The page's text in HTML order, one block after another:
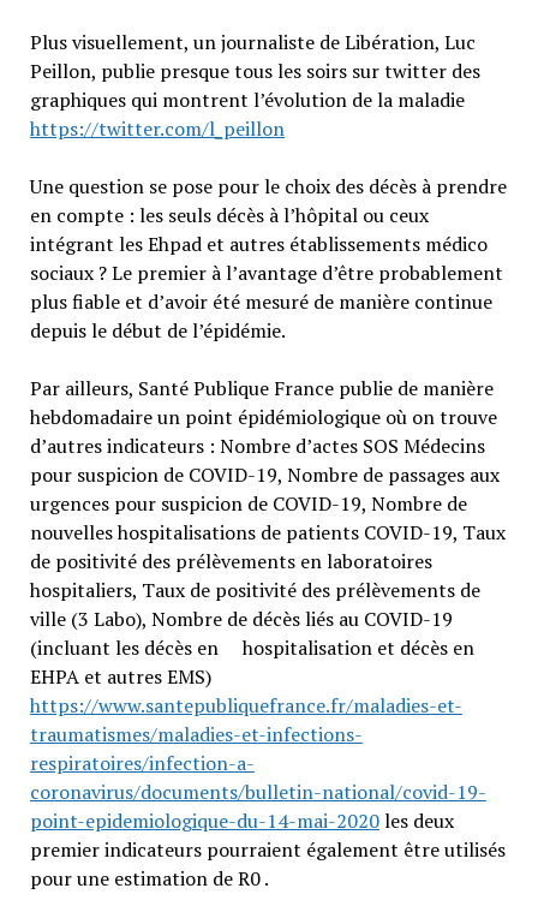
Plus visuellement, un journaliste de Libération, Luc
Peillon, publie presque tous les soirs sur twitter des
graphiques qui montrent l’évolution de la maladie
https://twitter.com/l_peillon
Une question se pose pour le choix des décès à prendre
en compte : les seuls décès à l’hôpital ou ceux
intégrant les Ehpad et autres établissements médico
sociaux ? Le premier à l’avantage d’être probablement
plus fiable et d’avoir été mesuré de manière continue
depuis le début de l’épidémie.
Par ailleurs, Santé Publique France publie de manière
hebdomadaire un point épidémiologique où on trouve
d’autres indicateurs : Nombre d’actes SOS Médecins
pour suspicion de COVID-19, Nombre de passages aux
urgences pour suspicion de COVID-19, Nombre de
nouvelles hospitalisations de patients COVID-19, Taux
de positivité des prélèvements en laboratoires
hospitaliers, Taux de positivité des prélèvements de
ville (3 Labo), Nombre de décès liés au COVID-19
(incluant les décès en hospitalisation et décès en
EHPA et autres EMS)
https://www.santepubliquefrance.fr/maladies-et-
traumatismes/maladies-et-infections-
respiratoires/infection-a-
coronavirus/documents/bulletin-national/covid-19-
point-epidemiologique-du-14-mai-2020les deux
premier indicateurs pourraient également être utilisés
pour une estimation de R0 .